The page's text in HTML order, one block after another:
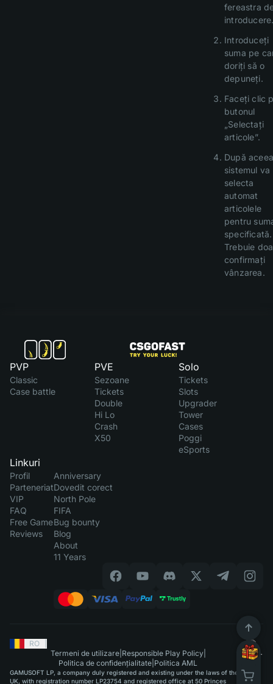
fereastra
Introduceți
suma pe
doriți să o
depuneți.
Faceți clic
butonul
„Selectați
articole”.
După
sistemul va
selecta
automat
articolele
pentru
specificată.
Trebuie
confirmați
vânzarea.
PVP
Classic
Case battle
PVE
Sezoane
Tickets
Double
Hi Lo
Crash
X50
Solo
Tickets
Slots
Upgrader
Tower
Cases
Poggi
eSports
Linkuri
Profil
Parteneriat
VIP
FAQ
Free Game
Reviews
Anniversary
Dovedit corect
North Pole
FIFA
Bug bounty
Blog
About
11 Years
RO
Termeni de utilizare| Responsible Play Policy|
Politica de confidențialitate Politica AML
GAMUSOFT LP, a company duly registered and existing under the laws of the
UK, with registration number LP23754 and registered office at 50 Princes